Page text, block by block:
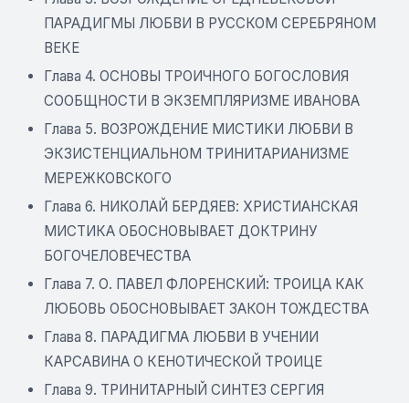
ПАРАДИГМЫ ЛЮБВИ В РУССКОМ СЕРЕБРЯНОМ
ВЕКЕ
Глава 4. ОСНОВЫ ТРОИЧНОГО БОГОСЛОВИЯ
СООБЩНОСТИ В ЭКЗЕМПЛЯРИЗМЕ ИВАНОВА
Глава 5. ВОЗРОЖДЕНИЕ МИСТИКИ ЛЮБВИ В
ЭКЗИСТЕНЦИАЛЬНОМ ТРИНИТАРИАНИЗМЕ
МЕРЕЖКОВСКОГО
Глава 6. НИКОЛАЙ БЕРДЯЕВ: ХРИСТИАНСКАЯ
МИСТИКА ОБОСНОВЫВАЕТ ДОКТРИНУ
БОГОЧЕЛОВЕЧЕСТВА
Глава 7. О. ПАВЕЛ ФЛОРЕНСКИЙ: ТРОИЦА КАК
ЛЮБОВЬ ОБОСНОВЫВАЕТ ЗАКОН ТОЖДЕСТВА
Глава 8. ПАРАДИГМА ЛЮБВИ В УЧЕНИИ
КАРСАВИНА О КЕНОТИЧЕСКОЙ ТРОИЦЕ
Глава 9. ТРИНИТАРНЫЙ СИНТЕЗ СЕРГИЯ